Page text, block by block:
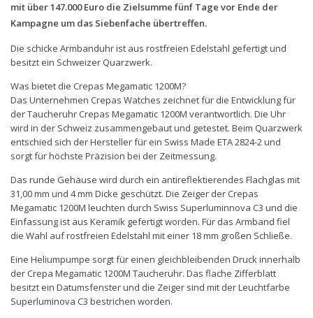
Flatrate-Datentarife
mit über 147.000 Euro die Zielsumme fünf Tage vor Ende der
Kampagne um das Siebenfache übertreffen.
Die schicke Armbanduhr ist aus rostfreien Edelstahl gefertigt und
besitzt ein Schweizer Quarzwerk.
Was bietet die Crepas Megamatic 1200M?
Das Unternehmen Crepas Watches zeichnet für die Entwicklung für
der Taucheruhr Crepas Megamatic 1200M verantwortlich. Die Uhr
wird in der Schweiz zusammengebaut und getestet. Beim Quarzwerk
entschied sich der Hersteller für ein Swiss Made ETA 2824-2 und
sorgt für höchste Präzision bei der Zeitmessung.
Das runde Gehäuse wird durch ein antireflektierendes Flachglas mit
31,00 mm und 4 mm Dicke geschützt. Die Zeiger der Crepas
Megamatic 1200M leuchten durch Swiss Superluminnova C3 und die
Einfassung ist aus Keramik gefertigt worden. Für das Armband fiel
die Wahl auf rostfreien Edelstahl mit einer 18 mm großen Schließe.
Eine Heliumpumpe sorgt für einen gleichbleibenden Druck innerhalb
der Crepa Megamatic 1200M Taucheruhr. Das flache Zifferblatt
besitzt ein Datumsfenster und die Zeiger sind mit der Leuchtfarbe
Superluminova C3 bestrichen worden.